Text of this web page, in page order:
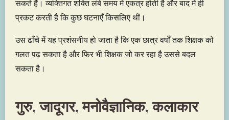
सकते हैं। व्यक्तिगत शक्ति लंबे समय में एकत्र होती है और बाद में ही
प्रकट करती है कि कुछ घटनाएँ किसलिए थीं।
उस ढाँचे में यह प्रशंसनीय हो जाता है कि एक छात्र वर्षों तक शिक्षक को
गलत पढ़ सकता है और फिर भी शिक्षक जो कर रहा है उससे बदल
सकता है।
गुरु, जादूगर, मनोवैज्ञानिक, कलाकार